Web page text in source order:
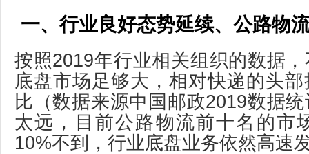
一、行业良好态势延续、公路物
按照2019年行业相关组织的数据
底盘市场足够大，相对快递的头
比（数据来源中国邮政2019数据
太远，目前公路物流前十名的市
10%不到，行业底盘业务依然高速